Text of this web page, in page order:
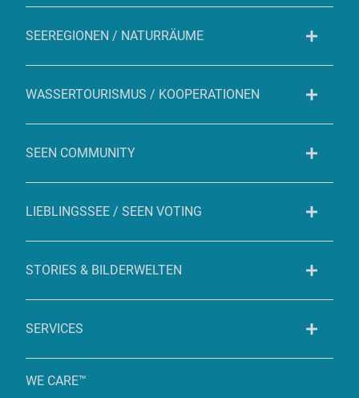
SEEREGIONEN / NATURRÄUME
WASSERTOURISMUS / KOOPERATIONEN
SEEN COMMUNITY
LIEBLINGSSEE / SEEN VOTING
STORIES & BILDERWELTEN
SERVICES
WE CARE™